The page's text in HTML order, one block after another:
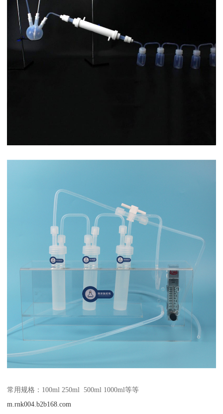
常用规格：100ml 250ml 500ml 1000ml等等
m.rnk004.b2b168.com